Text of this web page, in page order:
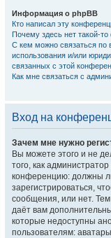
Информация о phpBB
Кто написал эту
Почему здесь нет такой-
С кем можно связаться по
использования и/или
связанных с этой
Как мне связаться с
Вход на
Зачем мне нужно
Вы можете этого и не
того, как
конференцию: должны
зарегистрироваться,
сообщения, или нет.
даёт вам
которые недоступны
пользователям: